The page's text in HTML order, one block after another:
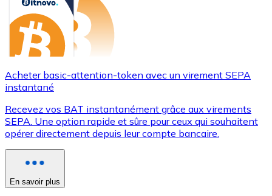
Acheter basic-attention-token avec un virement SEPA
instantané
Recevez vos BAT instantanément grâce aux virements
SEPA. Une option rapide et sûre pour ceux qui souhaitent
opérer directement depuis leur compte bancaire.
En savoir plus